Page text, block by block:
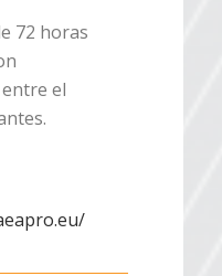
72 horas
el